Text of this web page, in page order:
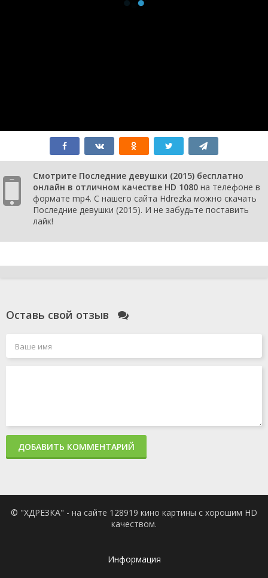
Смотрите Последние девушки (2015) бесплатно
онлайн в отличном качестве HD 1080 на телефоне в
формате mp4. С нашего сайта Hdrezka можно скачать
Последние девушки (2015). И не забудьте поставить
лайк!
Оставь свой отзыв
ДОБАВИТЬ КОММЕНТАРИЙ
© "ХДРЕЗКА" - на сайте 128919 кино картины с хорошим HD
качеством.
Информация